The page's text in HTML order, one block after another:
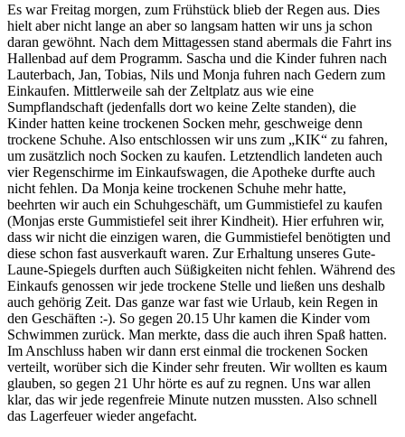
Es war Freitag morgen, zum Frühstück blieb der Regen aus. Dies
hielt aber nicht lange an aber so langsam hatten wir uns ja schon
daran gewöhnt. Nach dem Mittagessen stand abermals die Fahrt ins
Hallenbad auf dem Programm. Sascha und die Kinder fuhren nach
Lauterbach, Jan, Tobias, Nils und Monja fuhren nach Gedern zum
Einkaufen. Mittlerweile sah der Zeltplatz aus wie eine
Sumpflandschaft (jedenfalls dort wo keine Zelte standen), die
Kinder hatten keine trockenen Socken mehr, geschweige denn
trockene Schuhe. Also entschlossen wir uns zum „KIK“ zu fahren,
um zusätzlich noch Socken zu kaufen. Letztendlich landeten auch
vier Regenschirme im Einkaufswagen, die Apotheke durfte auch
nicht fehlen. Da Monja keine trockenen Schuhe mehr hatte,
beehrten wir auch ein Schuhgeschäft, um Gummistiefel zu kaufen
(Monjas erste Gummistiefel seit ihrer Kindheit). Hier erfuhren wir,
dass wir nicht die einzigen waren, die Gummistiefel benötigten und
diese schon fast ausverkauft waren. Zur Erhaltung unseres Gute-
Laune-Spiegels durften auch Süßigkeiten nicht fehlen. Während des
Einkaufs genossen wir jede trockene Stelle und ließen uns deshalb
auch gehörig Zeit. Das ganze war fast wie Urlaub, kein Regen in
den Geschäften :-). So gegen 20.15 Uhr kamen die Kinder vom
Schwimmen zurück. Man merkte, dass die auch ihren Spaß hatten.
Im Anschluss haben wir dann erst einmal die trockenen Socken
verteilt, worüber sich die Kinder sehr freuten. Wir wollten es kaum
glauben, so gegen 21 Uhr hörte es auf zu regnen. Uns war allen
klar, das wir jede regenfreie Minute nutzen mussten. Also schnell
das Lagerfeuer wieder angefacht.